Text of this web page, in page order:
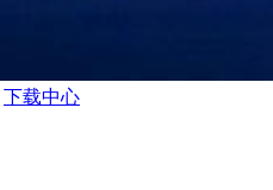
下载中心